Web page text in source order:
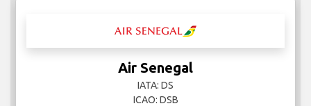
Air Senegal
IATA: DS
ICAO: DSB